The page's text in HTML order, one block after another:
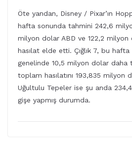
Öte yandan, Disney / Pixar’ın
hafta sonunda tahmini 242,6
milyon dolar ABD ve 122,2 milyon
hasılat elde etti. Çığlık 7, bu
genelinde 10,5 milyon dolar daha
toplam hasılatını 193,835 milyon
Uğultulu Tepeler ise şu anda
gişe yapmış durumda.